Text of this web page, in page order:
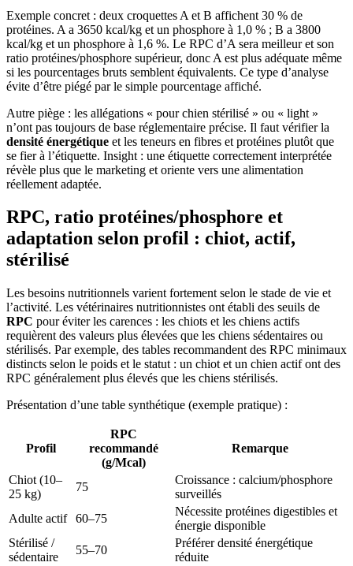
Exemple concret : deux croquettes A et B affichent 30 % de
protéines. A a 3650 kcal/kg et un phosphore à 1,0 % ; B a 3800
kcal/kg et un phosphore à 1,6 %. Le RPC d’A sera meilleur et son
ratio protéines/phosphore supérieur, donc A est plus adéquate même
si les pourcentages bruts semblent équivalents. Ce type d’analyse
évite d’être piégé par le simple pourcentage affiché.
Autre piège : les allégations « pour chien stérilisé » ou « light »
n’ont pas toujours de base réglementaire précise. Il faut vérifier la
densité énergétique et les teneurs en fibres et protéines plutôt que
se fier à l’étiquette. Insight : une étiquette correctement interprétée
révèle plus que le marketing et oriente vers une alimentation
réellement adaptée.
RPC, ratio protéines/phosphore et
adaptation selon profil : chiot, actif,
stérilisé
Les besoins nutritionnels varient fortement selon le stade de vie et
l’activité. Les vétérinaires nutritionnistes ont établi des seuils de
RPC pour éviter les carences : les chiots et les chiens actifs
requièrent des valeurs plus élevées que les chiens sédentaires ou
stérilisés. Par exemple, des tables recommandent des RPC minimaux
distincts selon le poids et le statut : un chiot et un chien actif ont des
RPC généralement plus élevés que les chiens stérilisés.
Présentation d’une table synthétique (exemple pratique) :
Profil
RPC
recommandé
(g/Mcal)
Remarque
Chiot (10–
25 kg)
75
Croissance : calcium/phosphore
surveillés
Adulte actif
60–75
Nécessite protéines digestibles et
énergie disponible
Stérilisé /
sédentaire
55–70
Préférer densité énergétique
réduite